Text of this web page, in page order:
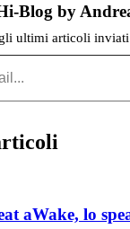
Blog by
ultimi articoli
aWake, lo